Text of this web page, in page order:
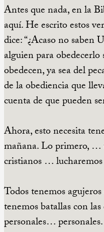
Antes que nada, en la
aquí. He escrito estos
dice: “¿Acaso no saben
alguien para
obedecen, ya sea del
de la obediencia que
cuenta de que pueden
Ahora, esto necesita
mañana. Lo primero, …
cristianos … lucharemos
Todos tenemos
tenemos batallas con
personales… personales.